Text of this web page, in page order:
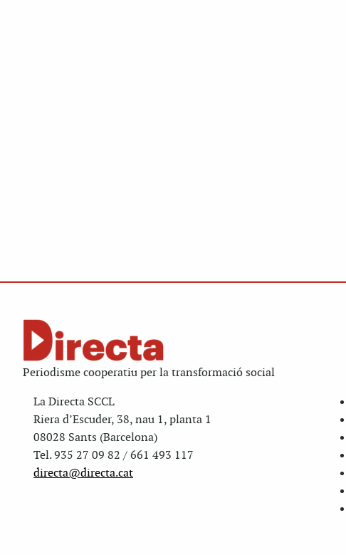
Periodisme cooperatiu per la transformació social
La Directa SCCL
Riera d’Escuder, 38, nau 1, planta 1
08028 Sants (Barcelona)
Tel. 935 27 09 82 / 661 493 117
directa@directa.cat